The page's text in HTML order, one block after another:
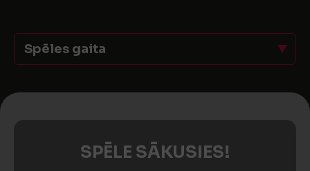
Spēles gaita
SPĒLE SĀKUSIES!